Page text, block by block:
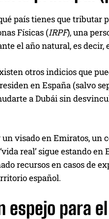
país tienes que tributar
Físicas (IRPF), una
el año natural, es decir,
otros indicios que
en España (salvo
a Dubái sin
visado en Emiratos, un
real’ sigue estando
recursos en casos de
español.
espejo para